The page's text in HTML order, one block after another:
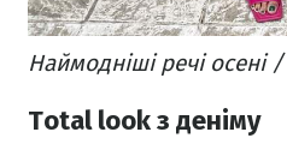
Наймодніші речі осені
Total look з деніму